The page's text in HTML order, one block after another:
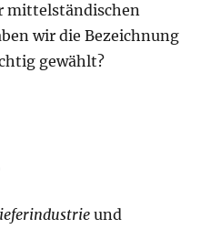
mittelständischen
wir die Bezeichnung
gewählt?
und